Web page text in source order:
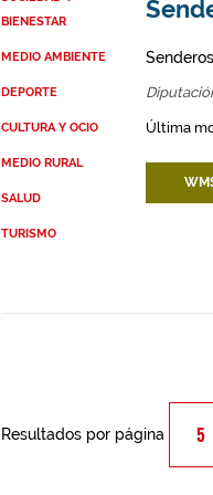
BIENESTAR
MEDIO AMBIENTE
DEPORTE
CULTURA Y OCIO
MEDIO RURAL
SALUD
TURISMO
Última
Resultados por página